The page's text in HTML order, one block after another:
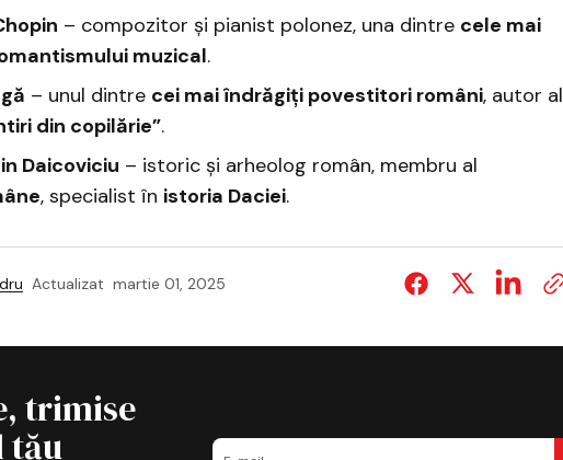
– compozitor și pianist polonez, una dintre cele mai
muzical.
– unul dintre cei mai îndrăgiți povestitori români, autor al
din copilărie”.
Daicoviciu – istoric și arheolog român, membru al
, specialist în istoria Daciei.
Actualizat martie 01, 2025
trimise
tău